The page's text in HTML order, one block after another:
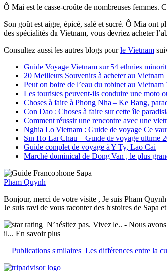
Ô Mai est le casse-croûte de nombreuses femmes.
Son goût est aigre, épicé, salé et sucré. Ô Mia ont
des spécialités du Vietnam, vous devriez acheter
Consultez aussi les autres blogs pourle Vietnam
Guide Voyage Vietnam sur 54 ethnies
20 Meilleurs Souvenirs à acheter au Vietnam
Peut on boire de l’eau du robinet au Vietnam
Les touristes peuvent-ils conduire une moto
Choses à faire à Phong Nha – Ke Bang,
Con Dao : Choses à faire sur cette île
Comment réussir une rencontre avec une
Nghia Lo Vietnam : Guide de voyage Ce
Sin Ho Lai Chau – Guide de voyage ultime
Guide complet de voyage à Y Ty, Lao Cai
Marché dominical de Dong Van , le plus
Pham Quynh
Bonjour, merci de votre visite , Je suis Pham Quynh
Je suis ravi de vous raconter des histoires de Sapa
N’hésitez pas. Vivez le.. - Nous
il... En savoir plus
Publications similaires Les différences entre la